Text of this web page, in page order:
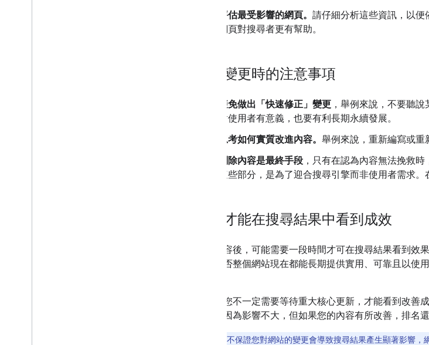
評估最受影響的網頁。 請仔細分析這些資訊，以便
網頁對搜尋者更有幫助。
進行變更時的注意事項
避免做出「快速修正」變更 ，舉例來說，不要聽
對使用者有意義，也要有利長期永續發展。
思考如何實質改進內容。 舉例來說，重新編寫或重
刪除內容是最終手段 ，只有在認為內容無法挽救
這些部分，是為了迎合搜尋引擎而非使用者需求
多久才能在搜尋結果中看到成效
改進內容後，可能需要一段時間才可在搜尋結果看到
認，是否整個網站現在都能長期提供實用、可靠且以
不過，您不一定需要等待重大核心更新，才能看到改
公告，因為影響不大，但如果您的內容有所改善，排名
請注意，這不保證您對網站的變更會導致搜尋結果產生顯著影響